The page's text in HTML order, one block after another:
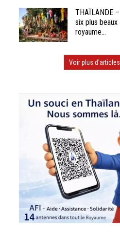
THAÏLANDE
six plus
royaume...
Voir plus d'articles